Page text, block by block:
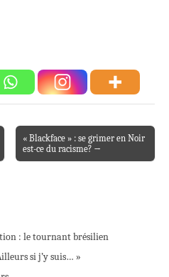
« Blackface » : se grimer en Noir
est-ce du racisme? →
: le tournant brésilien
si j’y suis… »